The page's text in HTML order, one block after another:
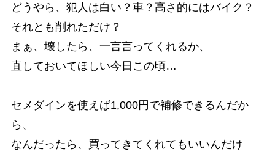
どうやら、犯人は白い？車？高さ的にはバイク？
それとも削れただけ？
まぁ、壊したら、一言言ってくれるか、
直しておいてほしい今日この頃…
セメダインを使えば1,000円で補修できるんだか
ら、
なんだったら、買ってきてくれてもいいんだけ